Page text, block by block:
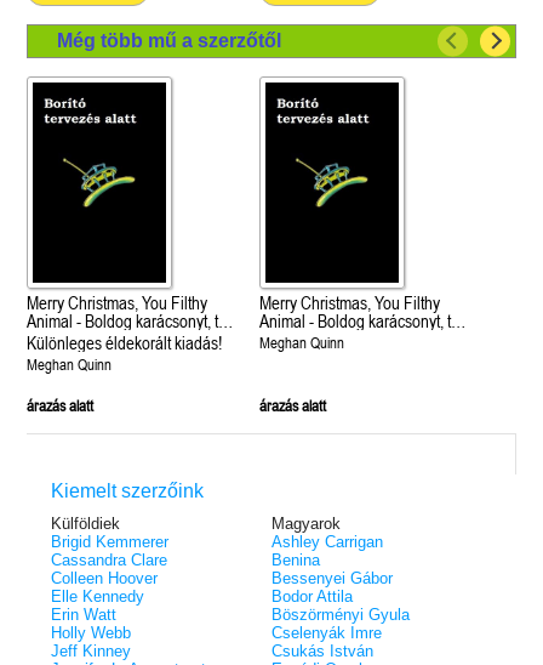
Még több mű a szerzőtől
Merry Christmas, You Filthy
Animal - Boldog karácsonyt, te
mocskos állat (How My
Neighbor Stole Christmas 2.)
Különleges éldekorált kiadás!
Meghan Quinn
árazás alatt
Merry Christmas, You Filthy
Animal - Boldog karácsonyt, te
mocskos állat (How My
Neighbor Stole Christmas 2.)
Meghan Quinn
árazás alatt
Kiemelt szerzőink
Külföldiek
Brigid Kemmerer
Cassandra Clare
Colleen Hoover
Elle Kennedy
Erin Watt
Holly Webb
Jeff Kinney
Magyarok
Ashley Carrigan
Benina
Bessenyei Gábor
Bodor Attila
Böszörményi Gyula
Cselenyák Imre
Csukás István